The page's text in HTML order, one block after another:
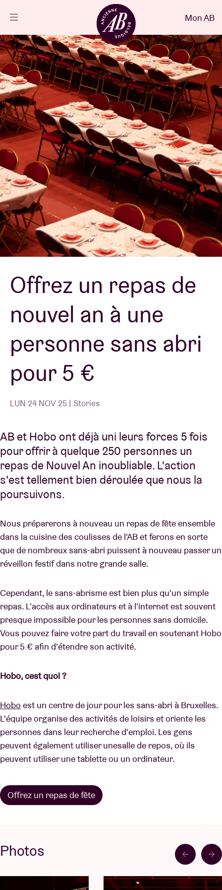
Agenda
Projets
Actualités
Infos visiteurs
AB ❤ you
Location de salles
BRDCST
ABtv
Chèque-concert
À propos de l'AB
Contact
Mon AB
Offrez un repas de
nouvel an à une
personne sans abri
pour 5 €
LUN 24 NOV 25 | Stories
AB et Hobo ont déjà uni leurs forces 5 fois
pour offrir à quelque 250 personnes un
repas de Nouvel An inoubliable. L'action
s'est tellement bien déroulée que nous la
poursuivons.
Nous préparerons à nouveau un repas de fête ensemble
dans la cuisine des coulisses de l'AB et ferons en sorte
que de nombreux sans-abri puissent à nouveau passer un
réveillon festif dans notre grande salle.
Cependant, le sans-abrisme est bien plus qu'un simple
repas. L'accès aux ordinateurs et à l'internet est souvent
presque impossible pour les personnes sans domicile.
Vous pouvez faire votre part du travail en soutenant Hobo
pour 5 € afin d'étendre son activité.
Hobo, cest quoi ?
Hobo est un centre de jour pour les sans-abri à Bruxelles.
L'équipe organise des activités de loisirs et oriente les
personnes dans leur recherche d'emploi. Les gens
peuvent également utiliser unesalle de repos, où ils
peuvent utiliser une tablette ou un ordinateur.
Offrez un repas de fête
Photos